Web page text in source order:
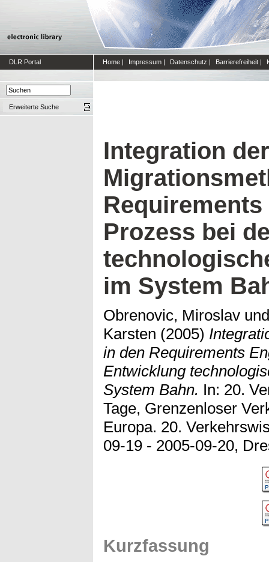
DLR Portal Home | Impressum | Datenschutz | Barrierefreiheit |
Erweiterte Suche
Integration der
Prozess bei
im System
Obrenovic, Miroslav
Karsten (2005)
in den Requirements
Entwicklung
System Bahn. In: 20.
Tage, Grenzenloser
Europa. 20.
09-19 - 2005-09-20,
Kurzfassung